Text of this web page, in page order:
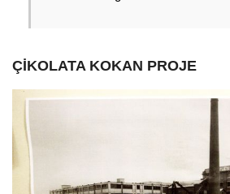
ÇİKOLATA KOKAN PROJE